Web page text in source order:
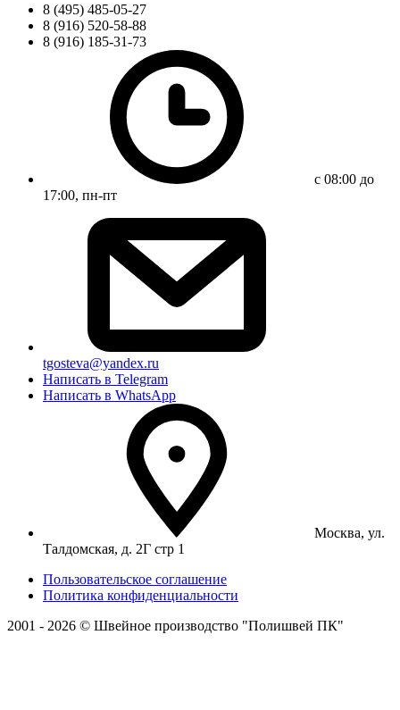
8 (495) 485-05-27
8 (916) 520-58-88
8 (916) 185-31-73
с 08:00 до
17:00, пн-пт
tgosteva@yandex.ru
Написать в Telegram
Написать в WhatsApp
Москва, ул.
Талдомская, д. 2Г стр 1
Пользовательское соглашение
Политика конфиденциальности
2001 - 2026 © Швейное производство "Полишвей ПК"